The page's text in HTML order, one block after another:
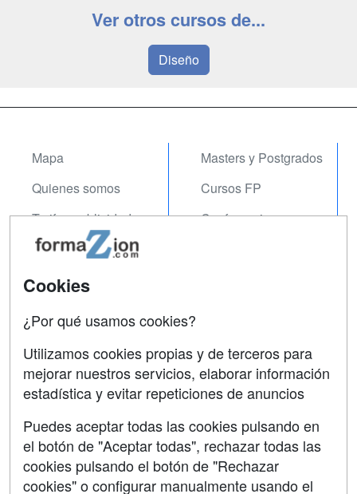
Ver otros cursos de...
Diseño
Mapa
Quienes somos
Tarifas publicidad
Acceso Usuarios
Acceso Centros
Masters y Postgrados
Cursos FP
Conferencias
Contactar
Confidencialidad
Aviso legal
Copyleft
Cookies
¿Por qué usamos cookies?
Utilizamos cookies propias y de terceros para
mejorar nuestros servicios, elaborar información
estadística y evitar repeticiones de anuncios
Puedes aceptar todas las cookies pulsando en
el botón de "Aceptar todas", rechazar todas las
cookies pulsando el botón de "Rechazar
cookies" o configurar manualmente usando el